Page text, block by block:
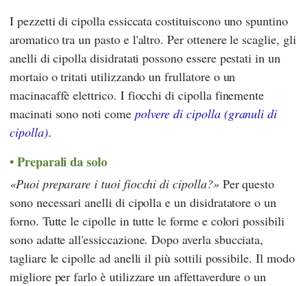
I pezzetti di cipolla essiccata costituiscono uno spuntino
aromatico tra un pasto e l'altro. Per ottenere le scaglie, gli
anelli di cipolla disidratati possono essere pestati in un
mortaio o tritati utilizzando un frullatore o un
macinacaffè elettrico. I fiocchi di cipolla finemente
macinati sono noti come polvere di cipolla (granuli di
cipolla).
Preparali da solo
Puoi preparare i tuoi fiocchi di cipolla? Per questo
sono necessari anelli di cipolla e un disidratatore o un
forno. Tutte le cipolle in tutte le forme e colori possibili
sono adatte all'essiccazione. Dopo averla sbucciata,
tagliare le cipolle ad anelli il più sottili possibile. Il modo
migliore per farlo è utilizzare un affettaverdure o un